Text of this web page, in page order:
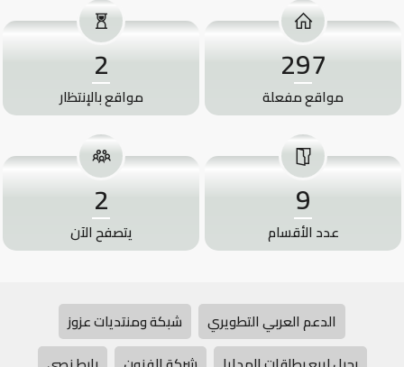
297
مواقع مفعلة
2
مواقع بالإنتظار
9
عدد الأقسام
2
يتصفح الآن
الدعم العربي التطويري
شبكة ومنتديات عزوز